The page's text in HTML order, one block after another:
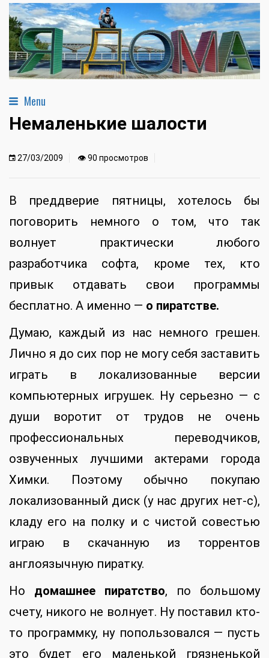
Menu
Немаленькие шалости
27/03/2009 👁 90 просмотров
В преддверие пятницы, хотелось бы
поговорить немного о том, что так
волнует практически любого
разработчика софта, кроме тех, кто
привык отдавать свои программы
бесплатно. А именно — о пиратстве.
Думаю, каждый из нас немного грешен.
Лично я до сих пор не могу себя заставить
играть в локализованные версии
компьютерных игрушек. Ну серьезно — с
души воротит от трудов не очень
профессиональных переводчиков,
озвученных лучшими актерами города
Химки. Поэтому обычно покупаю
локализованный диск (у нас других нет-с),
кладу его на полку и с чистой совестью
играю в скачанную из торрентов
англоязычную пиратку.
Но домашнее пиратство, по большому
счету, никого не волнует. Ну поставил кто-
то программку, ну попользовался — пусть
это будет его маленькой грязненькой